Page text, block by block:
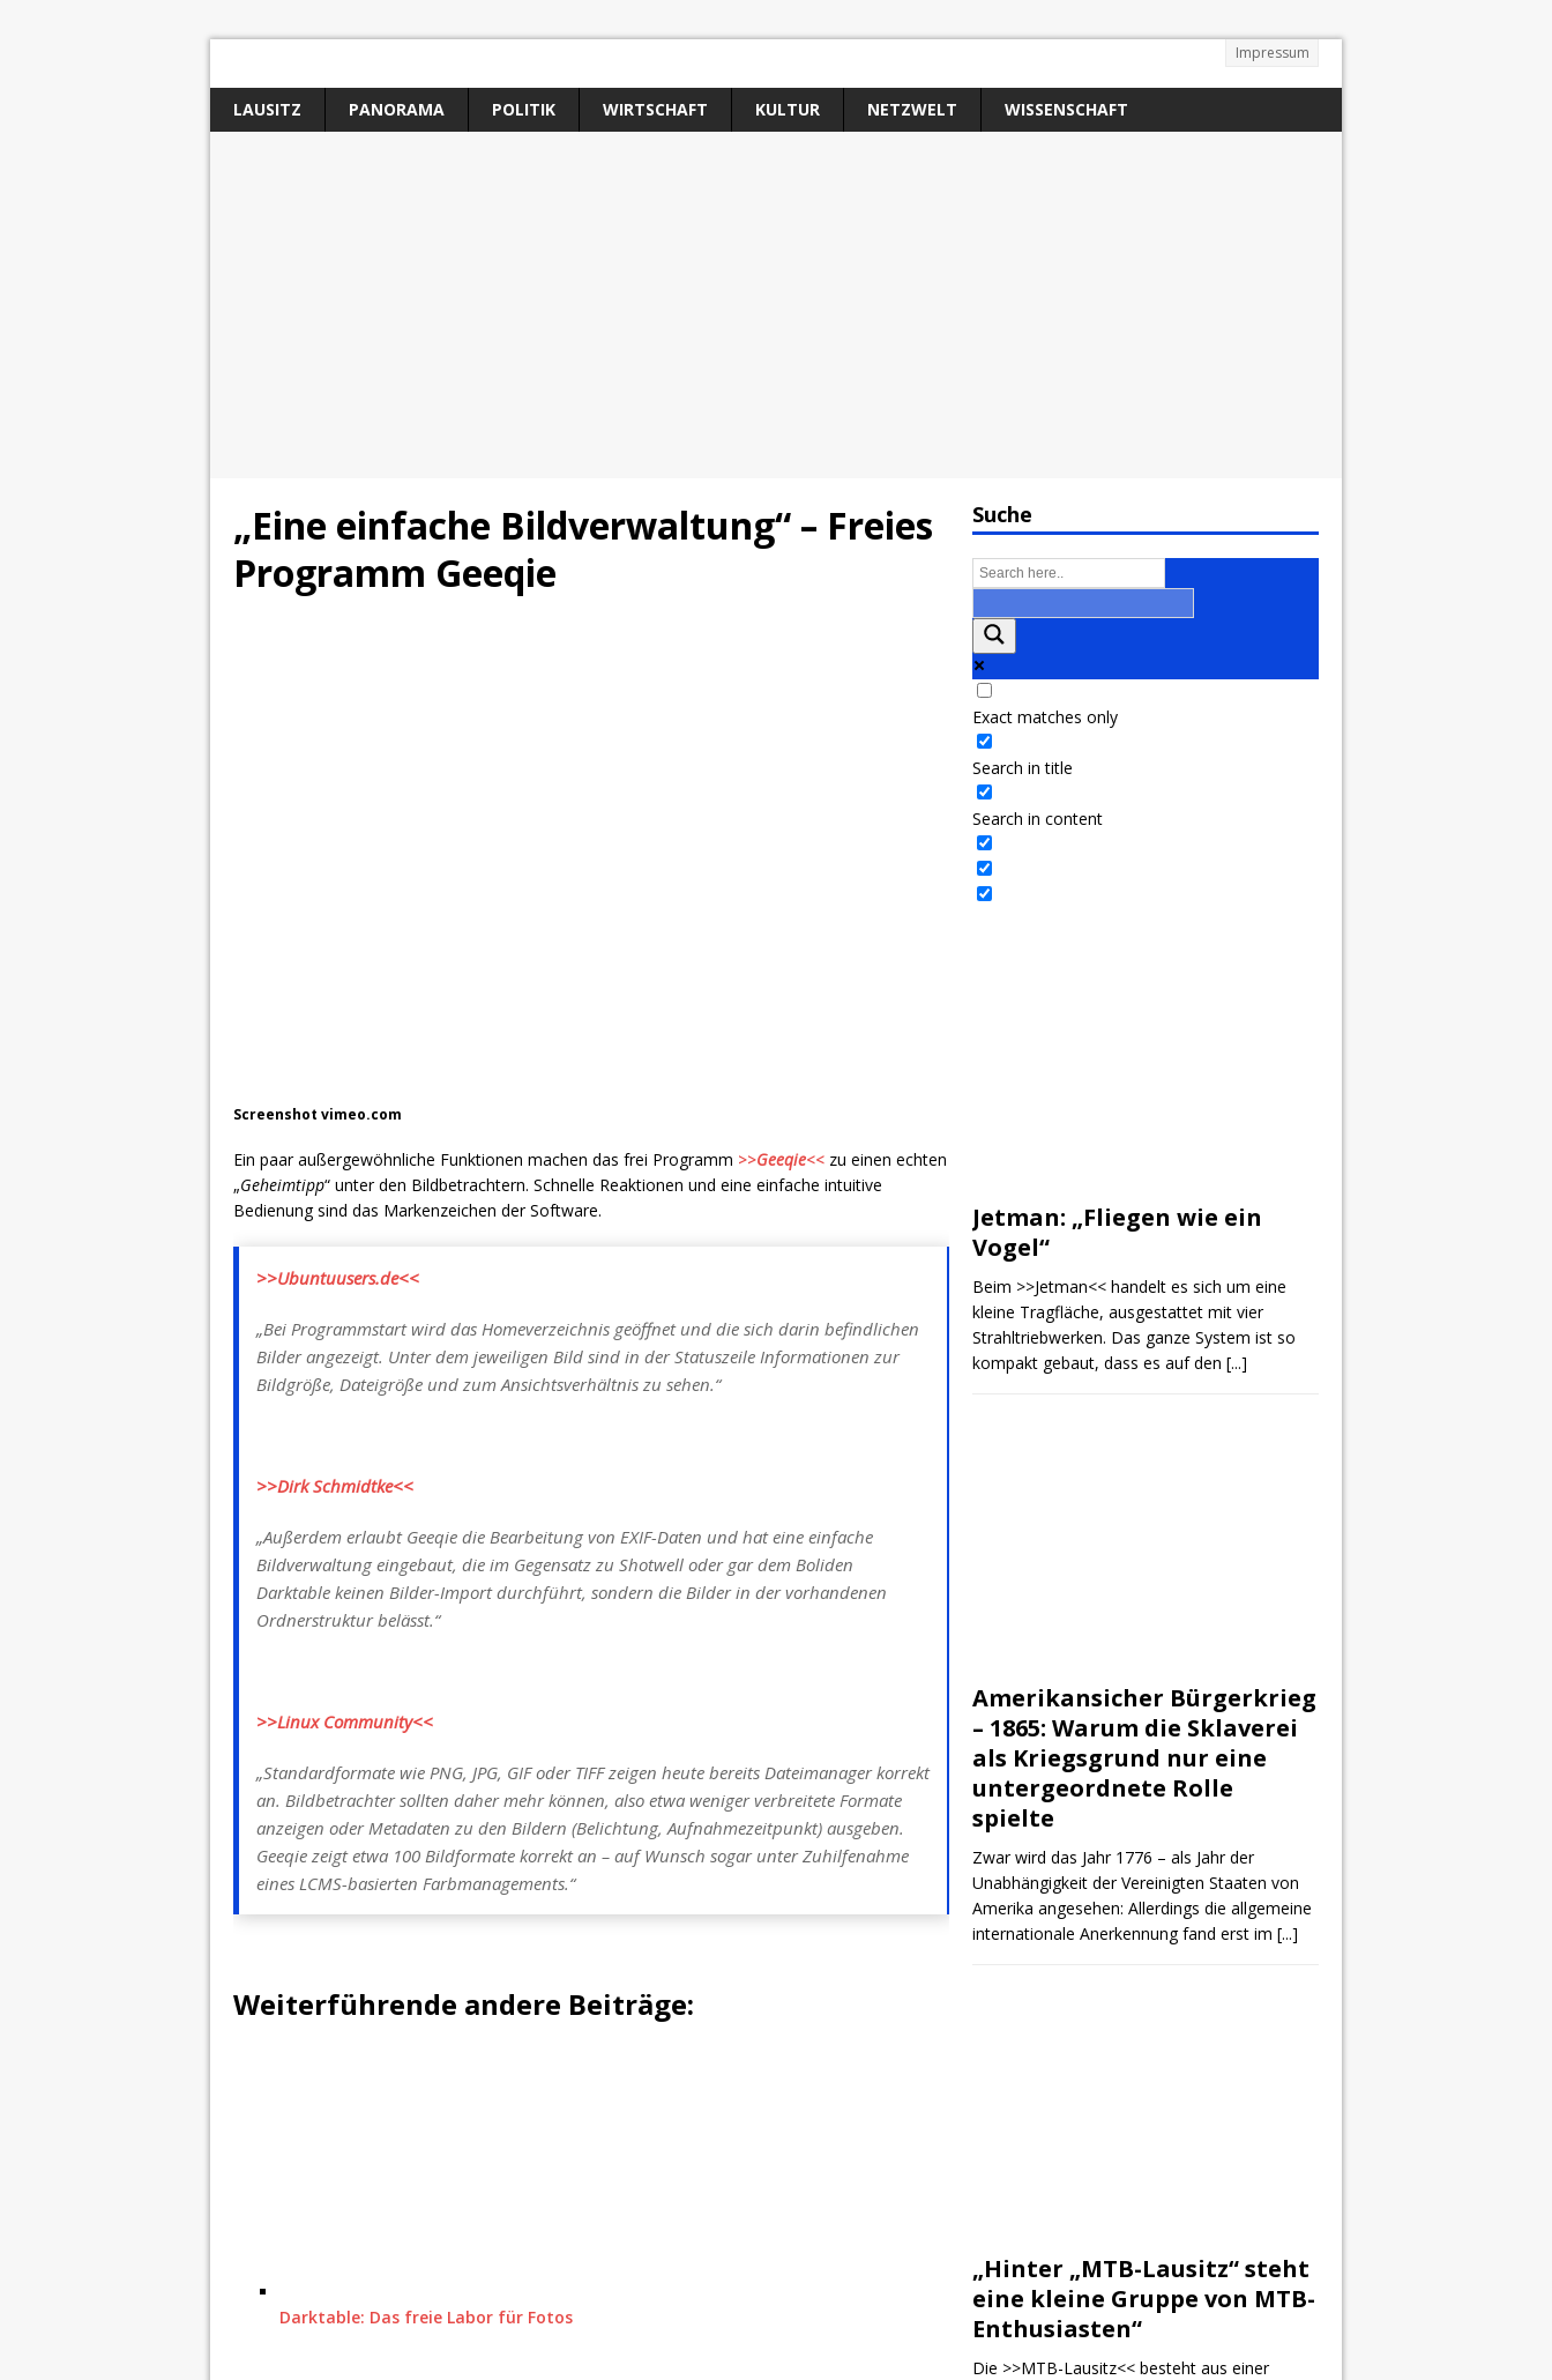
Impressum
LAUSITZ PANORAMA POLITIK WIRTSCHAFT KULTUR NETZWELT WISSENSCHAFT
„Eine einfache Bildverwaltung“ – Freies
Programm Geeqie
Screenshot vimeo.com
Ein paar außergewöhnliche Funktionen machen das frei Programm >>Geeqie<< zu einen echten
„Geheimtipp“ unter den Bildbetrachtern. Schnelle Reaktionen und eine einfache intuitive
Bedienung sind das Markenzeichen der Software.
>>Ubuntuusers.de<<
„Bei Programmstart wird das Homeverzeichnis geöffnet und die sich darin befindlichen
Bilder angezeigt. Unter dem jeweiligen Bild sind in der Statuszeile Informationen zur
Bildgröße, Dateigröße und zum Ansichtsverhältnis zu sehen.“
>>Dirk Schmidtke<<
„Außerdem erlaubt Geeqie die Bearbeitung von EXIF-Daten und hat eine einfache
Bildverwaltung eingebaut, die im Gegensatz zu Shotwell oder gar dem Boliden
Darktable keinen Bilder-Import durchführt, sondern die Bilder in der vorhandenen
Ordnerstruktur belässt.“
>>Linux Community<<
„Standardformate wie PNG, JPG, GIF oder TIFF zeigen heute bereits Dateimanager korrekt
an. Bildbetrachter sollten daher mehr können, also etwa weniger verbreitete Formate
anzeigen oder Metadaten zu den Bildern (Belichtung, Aufnahmezeitpunkt) ausgeben.
Geeqie zeigt etwa 100 Bildformate korrekt an – auf Wunsch sogar unter Zuhilfenahme
eines LCMS-basierten Farbmanagements.“
Weiterführende andere Beiträge:
Darktable: Das freie Labor für Fotos
Suche
Exact matches only
Search in title
Search in content
Jetman: „Fliegen wie ein
Vogel“
Beim >>Jetman<< handelt es sich um eine
kleine Tragfläche, ausgestattet mit vier
Strahltriebwerken. Das ganze System ist so
kompakt gebaut, dass es auf den [...]
Amerikansicher Bürgerkrieg
– 1865: Warum die Sklaverei
als Kriegsgrund nur eine
untergeordnete Rolle
spielte
Zwar wird das Jahr 1776 – als Jahr der
Unabhängigkeit der Vereinigten Staaten von
Amerika angesehen: Allerdings die allgemeine
internationale Anerkennung fand erst im [...]
„Hinter „MTB-Lausitz“ steht
eine kleine Gruppe von MTB-
Enthusiasten“
Die >>MTB-Lausitz<< besteht aus einer